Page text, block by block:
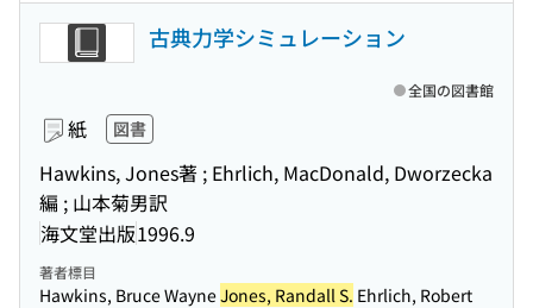
古典力学シミュレーション
紙 図書
Hawkins, Jones著 ; Ehrlich, MacDonald, Dworzecka
編 ; 山本菊男訳
海文堂出版1996.9
全国の図書館
著者標目
Hawkins, Bruce WayneJones, Randall S. Ehrlich, Robert